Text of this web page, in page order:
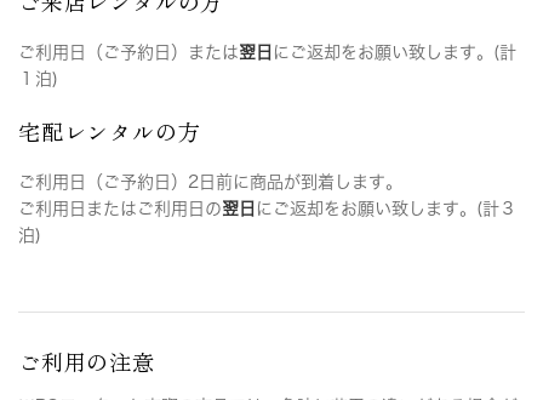
ご利用日（ご予約日）または翌日 にご返却をお願い致します。(計
１泊)
宅配レンタルの方
ご利用日（ご予約日）2日前に商品が到着します。
ご利用日またはご利用日の翌日 にご返却をお願い致します。(計３
泊)
ご利用の注意